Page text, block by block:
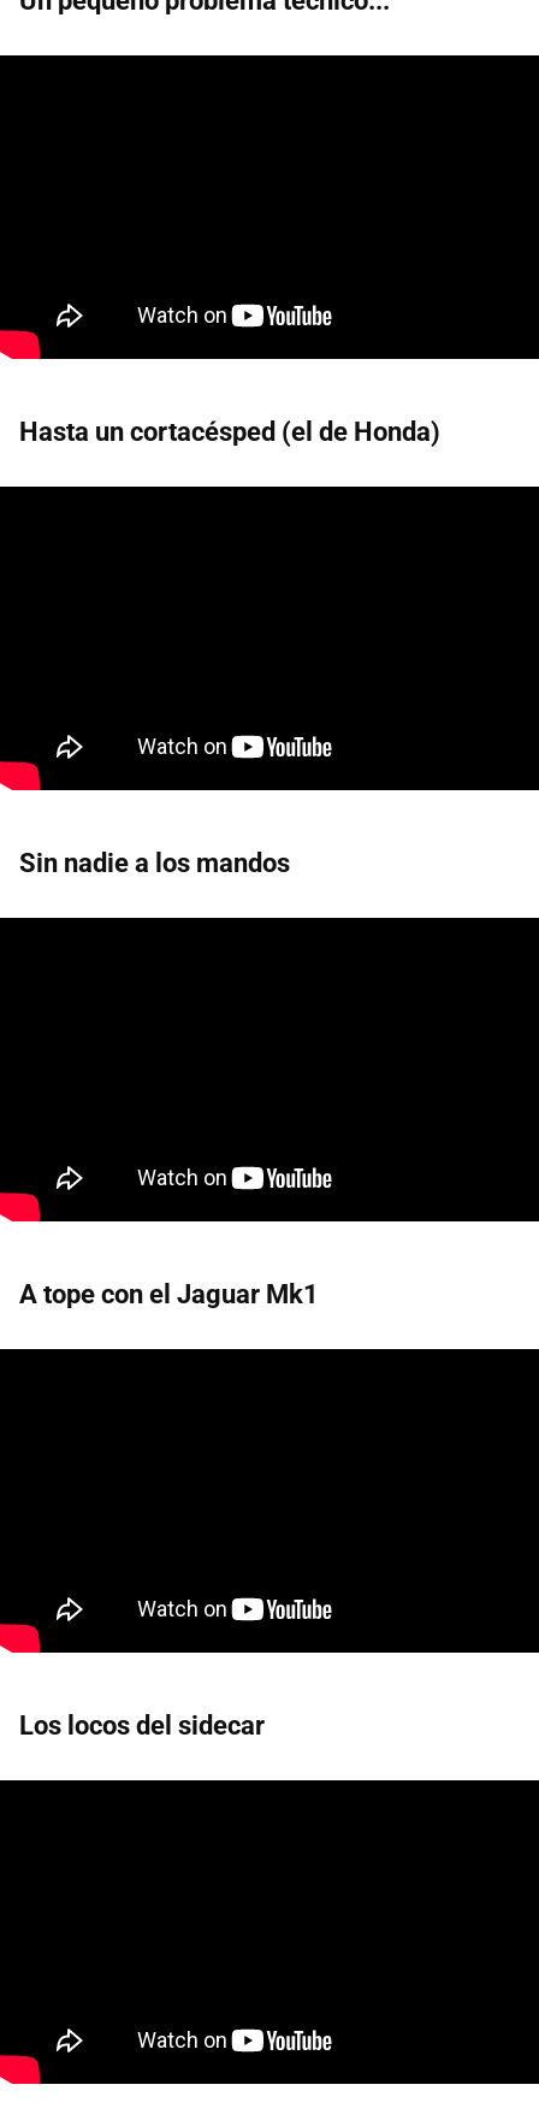
Hasta un cortacésped (el de Honda)
Sin nadie a los mandos
A tope con el Jaguar Mk1
Los locos del sidecar